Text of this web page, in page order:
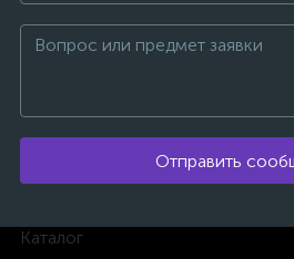
Отправить
Каталог